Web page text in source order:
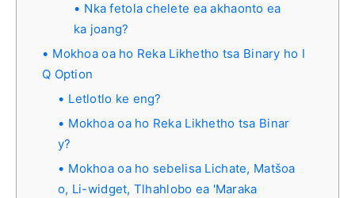
Nka fetola chelete ea akhaonto ea
ka joang?
Mokhoa oa ho Reka Likhetho tsa Binary ho I
Q Option
Letlotlo ke eng?
Mokhoa oa ho Reka Likhetho tsa Binar
y?
Mokhoa oa ho sebelisa Lichate, Matšoa
o, Li-widget, Tlhahlobo ea 'Maraka